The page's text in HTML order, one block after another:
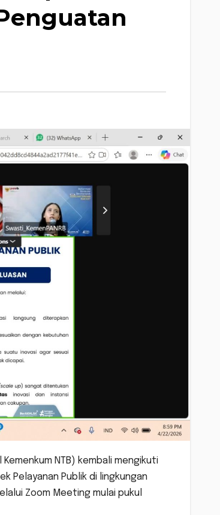
NTB) kembali mengikuti
Pelayanan Publik di lingkungan
Zoom Meeting mulai pukul